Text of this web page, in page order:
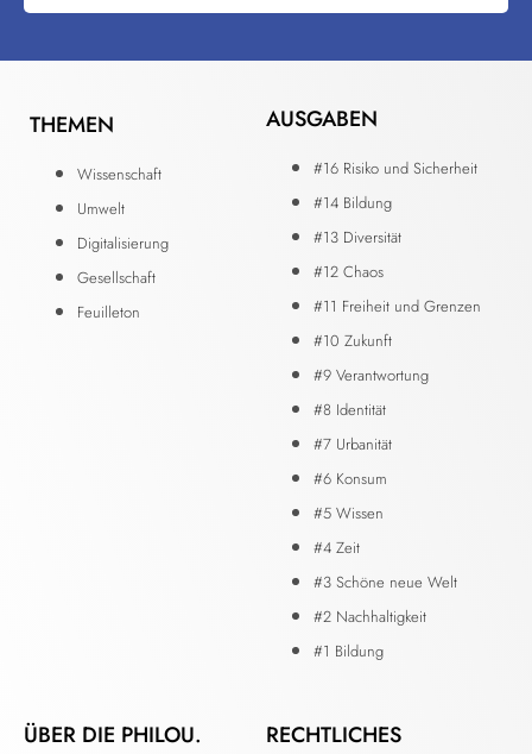
THEMEN
Wissenschaft
Umwelt
Digitalisierung
Gesellschaft
Feuilleton
AUSGABEN
#16 Risiko und Sicherheit
#14 Bildung
#13 Diversität
#12 Chaos
#11 Freiheit und Grenzen
#10 Zukunft
#9 Verantwortung
#8 Identität
#7 Urbanität
#6 Konsum
#5 Wissen
#4 Zeit
#3 Schöne neue Welt
#2 Nachhaltigkeit
#1 Bildung
ÜBER DIE PHILOU. RECHTLICHES